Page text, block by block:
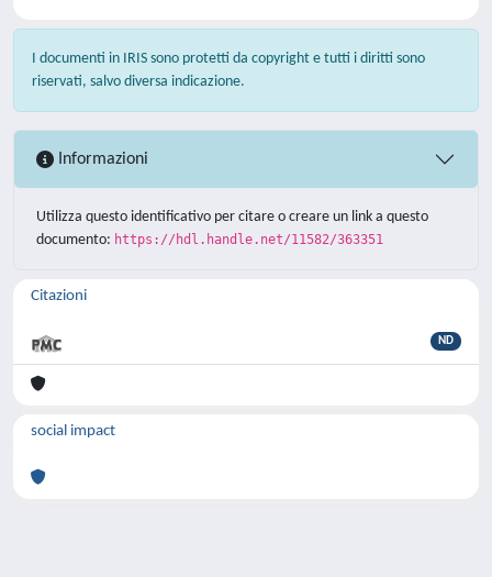
I documenti in IRIS sono protetti da copyright e tutti i diritti sono
riservati, salvo diversa indicazione.
Informazioni
Utilizza questo identificativo per citare o creare un link a questo
documento: https://hdl.handle.net/11582/363351
Citazioni
ND
social impact